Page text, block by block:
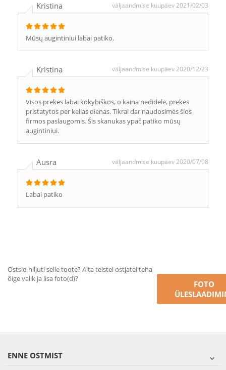
Kristina väljaandmise kuupäev 2021/02/03
Mūsų augintiniui labai patiko.
Kristina väljaandmise kuupäev 2020/12/23
Visos prekės labai kokybiškos, o kaina nedidelė, prekės
pristatytos per kelias dienas. Tikrai dar naudosimės šios
firmos paslaugomis. Šis skanukas ypač patiko mūsų
augintiniui.
Ausra väljaandmise kuupäev 2020/07/08
Labai patiko
Ostsid hiljuti selle toote? Aita teistel ostjatel teha
õige valik ja lisa foto(d)?
FOTO
ENNE OSTMIST